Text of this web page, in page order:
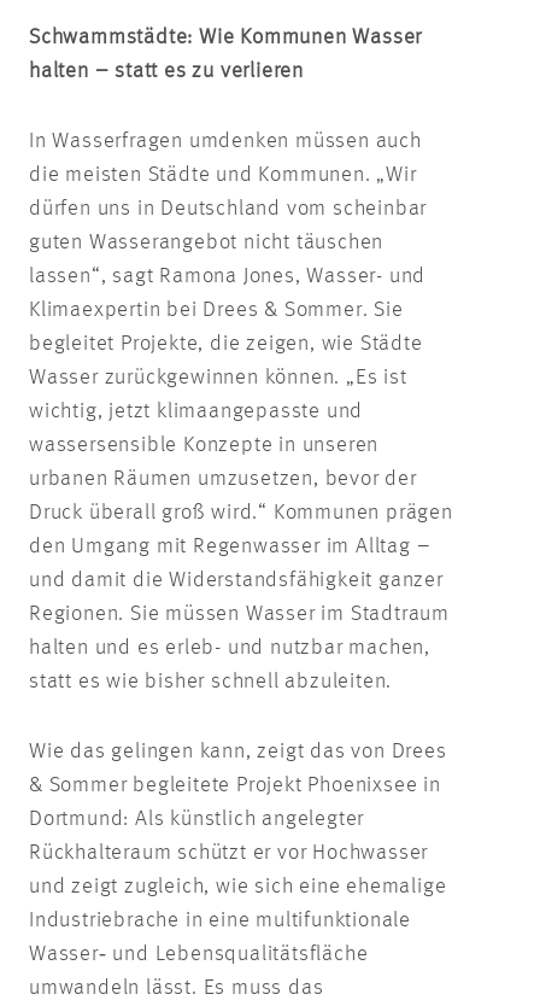
Schwammstädte: Wie Kommunen Wasser
halten – statt es zu verlieren
In Wasserfragen umdenken müssen auch
die meisten Städte und Kommunen. „Wir
dürfen uns in Deutschland vom scheinbar
guten Wasserangebot nicht täuschen
lassen“, sagt Ramona Jones, Wasser- und
Klimaexpertin bei Drees & Sommer. Sie
begleitet Projekte, die zeigen, wie Städte
Wasser zurückgewinnen können. „Es ist
wichtig, jetzt klimaangepasste und
wassersensible Konzepte in unseren
urbanen Räumen umzusetzen, bevor der
Druck überall groß wird.“ Kommunen prägen
den Umgang mit Regenwasser im Alltag –
und damit die Widerstandsfähigkeit ganzer
Regionen. Sie müssen Wasser im Stadtraum
halten und es erleb- und nutzbar machen,
statt es wie bisher schnell abzuleiten.
Wie das gelingen kann, zeigt das von Drees
& Sommer begleitete Projekt Phoenixsee in
Dortmund: Als künstlich angelegter
Rückhalteraum schützt er vor Hochwasser
und zeigt zugleich, wie sich eine ehemalige
Industriebrache in eine multifunktionale
Wasser‑ und Lebensqualitätsfläche
umwandeln lässt. Es muss das